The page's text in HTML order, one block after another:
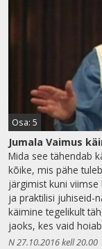
Osa: 5
Jumala Vaimus
Mida see tähendab
kõike, mis pähe
järgimist kuni viimse
ja praktilisi juhiseid-
käimine tegelikult
jaoks, kes vaid
N 27.10.2016 kell 20.00